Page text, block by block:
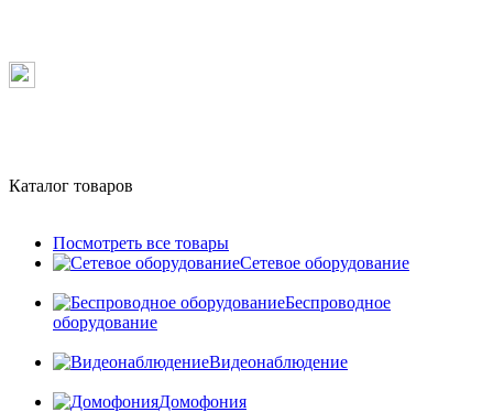
Каталог товаров
Посмотреть все товары
Сетевое оборудование
Беспроводное
оборудование
Видеонаблюдение
Домофония